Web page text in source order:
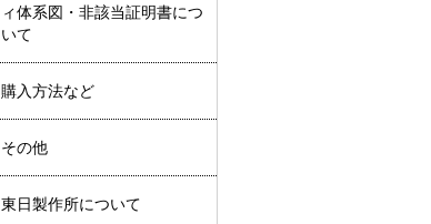
ィ体系図・非該当証明書につ
いて
購入方法など
その他
東日製作所について